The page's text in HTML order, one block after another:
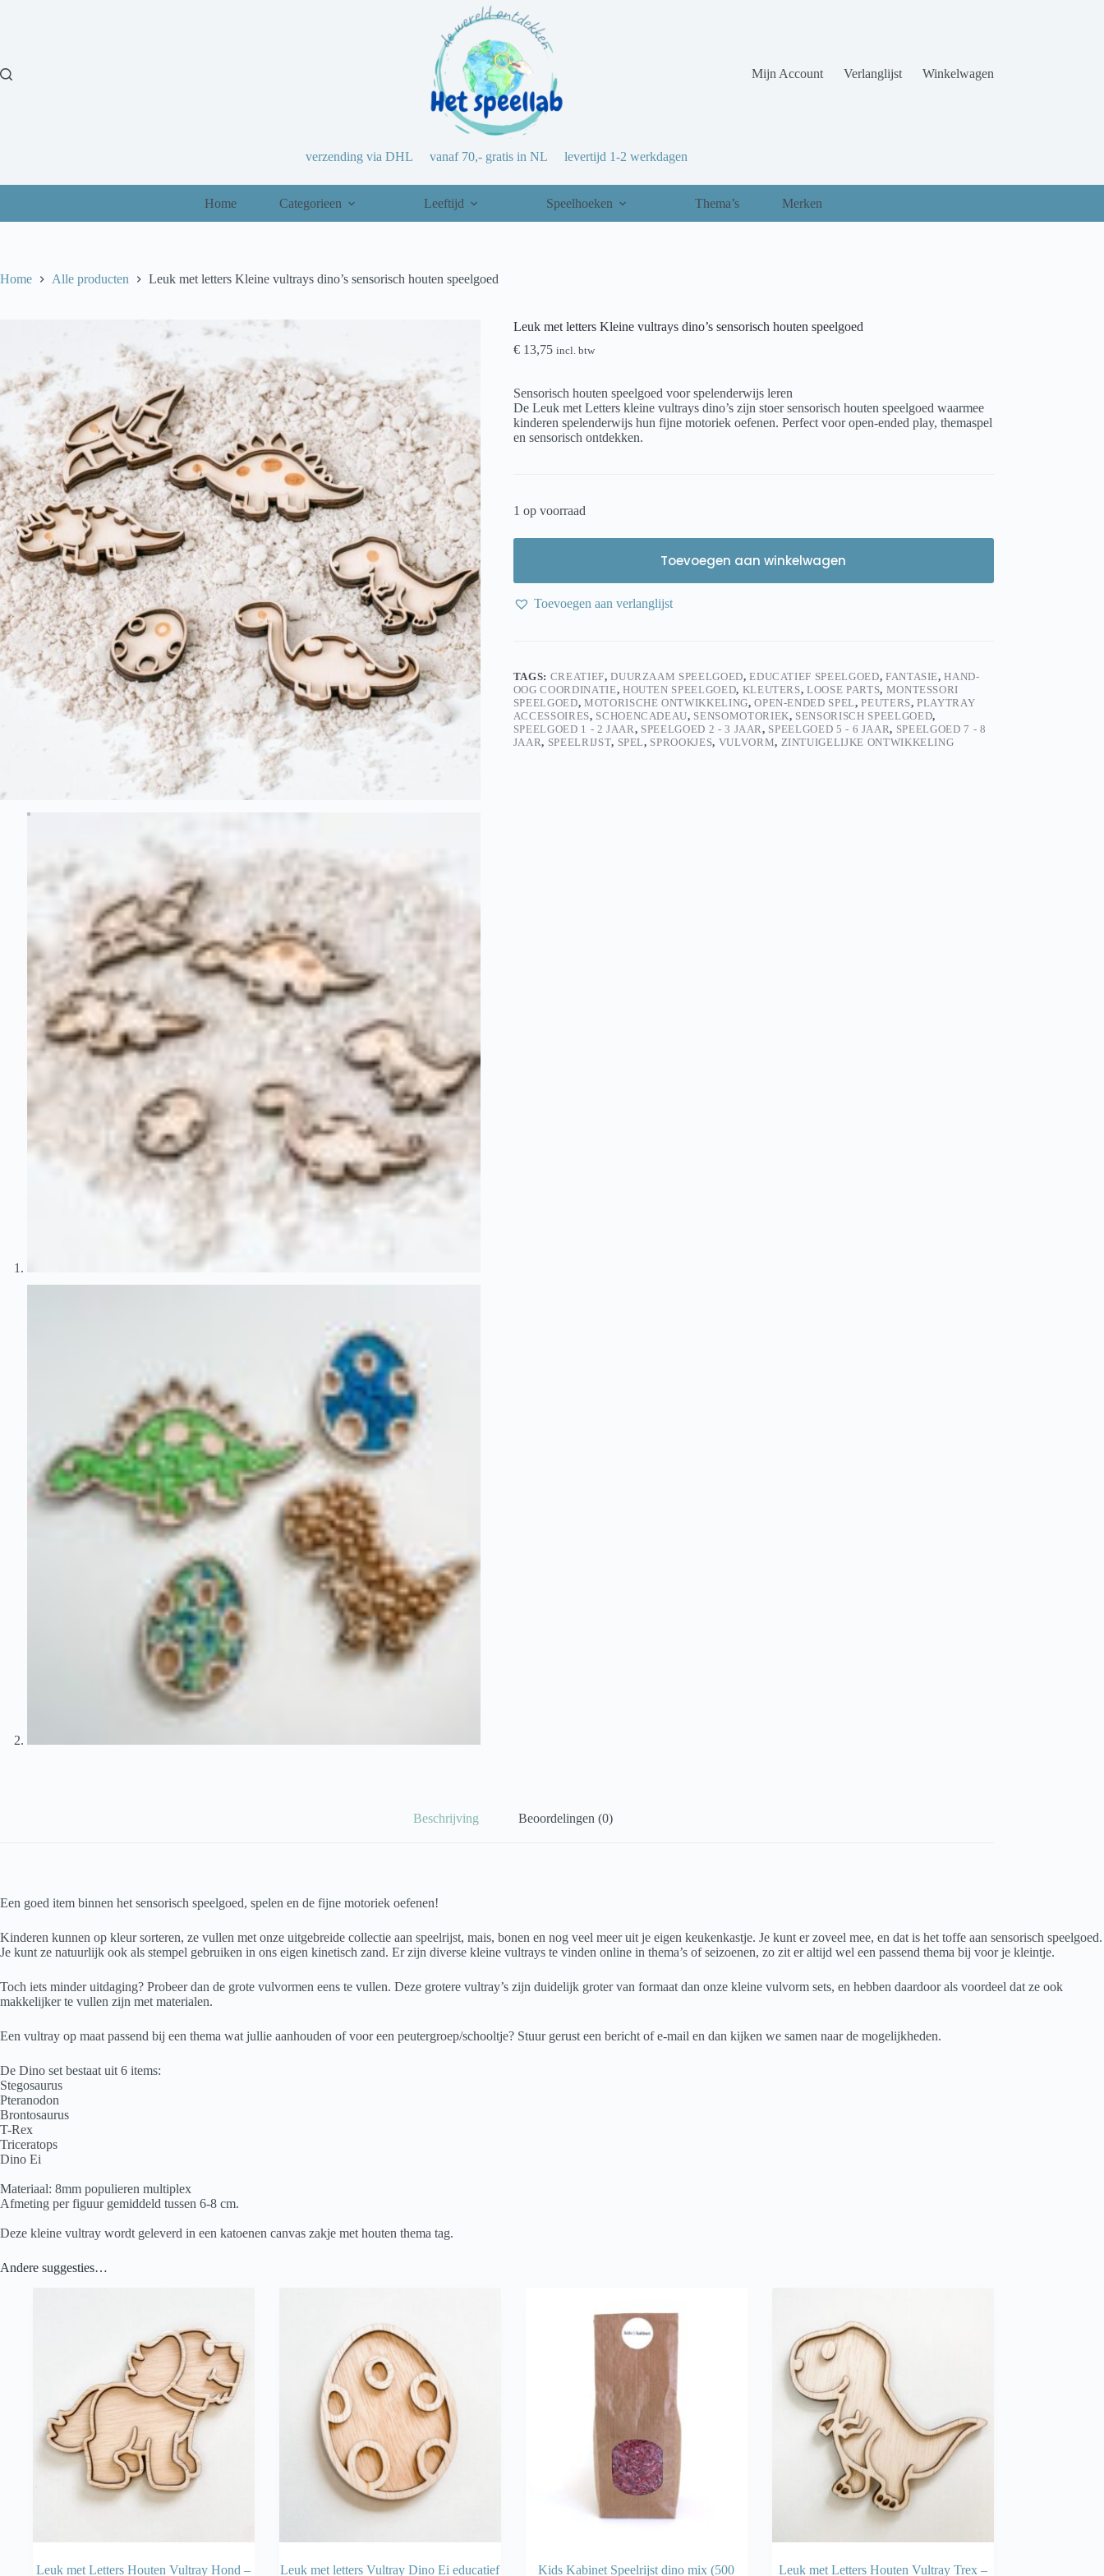
Mijn Account
Verlanglijst Winkelwagen
verzending via DHL vanaf 70,- gratis in NL levertijd 1-2 werkdagen
Home Categorieen Leeftijd Speelhoeken Thema’s Merken
Home Alle producten Leuk met letters Kleine vultrays dino’s sensorisch houten speelgoed
Leuk met letters Kleine vultrays dino’s sensorisch houten speelgoed
€13,75 incl. btw
Sensorisch houten speelgoed voor spelenderwijs leren
De Leuk met Letters kleine vultrays dino’s zijn stoer sensorisch houten speelgoed waarmee
kinderen spelenderwijs hun fijne motoriek oefenen. Perfect voor open-ended play, themaspel
en sensorisch ontdekken.
1 op voorraad
Toevoegen aan winkelwagen
Toevoegen aan verlanglijst
TAGS: CREATIEF,DUURZAAM SPEELGOED,EDUCATIEF SPEELGOED, FANTASIE,HAND-
OOG COORDINATIE, HOUTEN SPEELGOED, KLEUTERS,LOOSE PARTS, MONTESSORI
SPEELGOED, MOTORISCHE ONTWIKKELING,OPEN-ENDED SPEL,PEUTERS,PLAYTRAY
ACCESSOIRES, SCHOENCADEAU, SENSOMOTORIEK, SENSORISCH SPEELGOED,
SPEELGOED 1 - 2 JAAR, SPEELGOED 2 - 3 JAAR, SPEELGOED 5 - 6 JAAR, SPEELGOED 7 - 8
JAAR, SPEELRIJST, SPEL, SPROOKJES, VULVORM, ZINTUIGELIJKE ONTWIKKELING
Beschrijving Beoordelingen (0)
Een goed item binnen het sensorisch speelgoed, spelen en de fijne motoriek oefenen!
Kinderen kunnen op kleur sorteren, ze vullen met onze uitgebreide collectie aan speelrijst, mais, bonen en nog veel meer uit je eigen keukenkastje. Je kunt er zoveel mee, en dat is het toffe aan sensorisch speelgoed.
Je kunt ze natuurlijk ook als stempel gebruiken in ons eigen kinetisch zand. Er zijn diverse kleine vultrays te vinden online in thema’s of seizoenen, zo zit er altijd wel een passend thema bij voor je kleintje.
Toch iets minder uitdaging? Probeer dan de grote vulvormen eens te vullen. Deze grotere vultray’s zijn duidelijk groter van formaat dan onze kleine vulvorm sets, en hebben daardoor als voordeel dat ze ook
makkelijker te vullen zijn met materialen.
Een vultray op maat passend bij een thema wat jullie aanhouden of voor een peutergroep/schooltje? Stuur gerust een bericht of e-mail en dan kijken we samen naar de mogelijkheden.
De Dino set bestaat uit 6 items:
Stegosaurus
Pteranodon
Brontosaurus
T-Rex
Triceratops
Dino Ei
Materiaal: 8mm populieren multiplex
Afmeting per figuur gemiddeld tussen 6-8 cm.
Deze kleine vultray wordt geleverd in een katoenen canvas zakje met houten thema tag.
Andere suggesties…
Leuk met Letters Houten Vultray Hond – Leuk met letters Vultray Dino Ei educatief Kids Kabinet Speelrijst dino mix (500 Leuk met Letters Houten Vultray Trex –